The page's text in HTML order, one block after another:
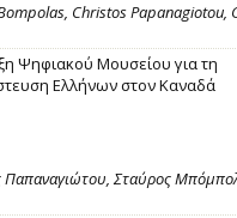
Christos Papanagiotou,
Ψηφιακού Μουσείου για τη
Ελλήνων στον Καναδά
Σταύρος